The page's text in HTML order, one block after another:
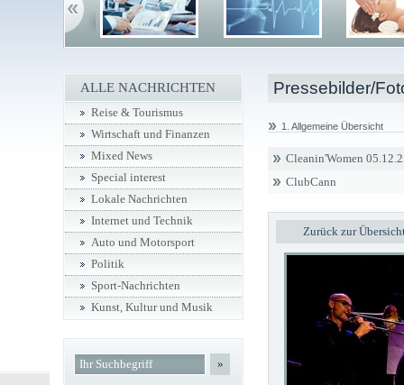
Pressebilder/
1. Allgemeine Übersicht
Cleanin'Women
ClubCann
Zurück zur
ALLE NACHRICHTEN
Reise & Tourismus
Wirtschaft und Finanzen
Mixed News
Special interest
Lokale Nachrichten
Internet und Technik
Auto und Motorsport
Politik
Sport-Nachrichten
Kunst, Kultur und Musik
»